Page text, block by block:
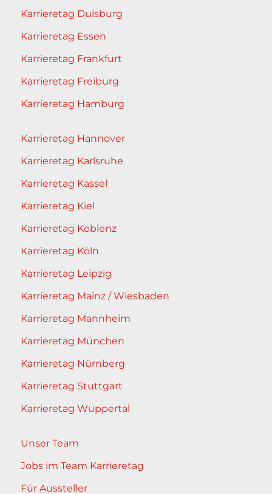
Karrieretag Duisburg
Karrieretag Essen
Karrieretag Frankfurt
Karrieretag Freiburg
Karrieretag Hamburg
Karrieretag Hannover
Karrieretag Karlsruhe
Karrieretag Kassel
Karrieretag Kiel
Karrieretag Koblenz
Karrieretag Köln
Karrieretag Leipzig
Karrieretag Mainz / Wiesbaden
Karrieretag Mannheim
Karrieretag München
Karrieretag Nürnberg
Karrieretag Stuttgart
Karrieretag Wuppertal
Unser Team
Jobs im Team Karrieretag
Für Aussteller